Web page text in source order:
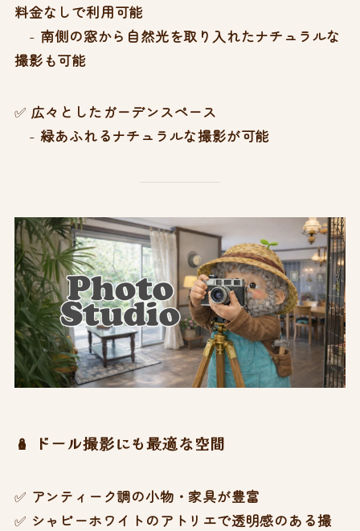
料金なしで利用可能
- 南側の窓から自然光を取り入れたナチュラルな
撮影も可能
✅ 広々としたガーデンスペース
-緑あふれるナチュラルな撮影が可能
🪆 ドール撮影にも最適な空間
✅ アンティーク調の小物・家具が豊富
✅ シャビーホワイトのアトリエで透明感のある撮